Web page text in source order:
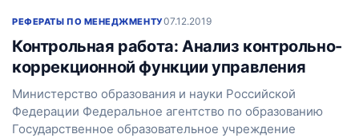
РЕФЕРАТЫ ПО МЕНЕДЖМЕНТУ07.12.2019
Контрольная работа: Анализ контрольно-
коррекционной функции управления
Министерство образования и науки Российской
Федерации Федеральное агентство по образованию
Государственное образовательное учреждение